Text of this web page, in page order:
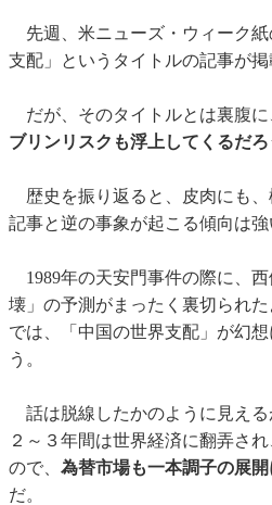
先週、米ニューズ・ウィーク
支配」というタイトルの記事が掲
だが、そのタイトルとは裏腹に
ブリンリスクも浮上してくるだろ
歴史を振り返ると、皮肉にも
記事と逆の事象が起こる傾向は強
1989年の天安門事件の際に、
壊」の予測がまったく裏切られ
では、「中国の世界支配」が幻
う。
話は脱線したかのように見え
２～３年間は世界経済に翻弄さ
ので、 為替市場も一本調子の展
だ。